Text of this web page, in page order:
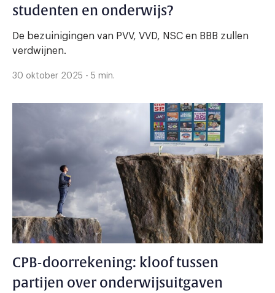
studenten en onderwijs?
De bezuinigingen van PVV, VVD, NSC en BBB zullen
verdwijnen.
30 oktober 2025 - 5 min.
CPB-doorrekening: kloof tussen
partijen over onderwijsuitgaven